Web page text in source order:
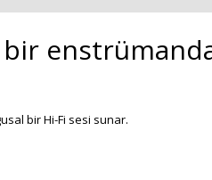
bir
bir Hi-Fi sesi sunar.